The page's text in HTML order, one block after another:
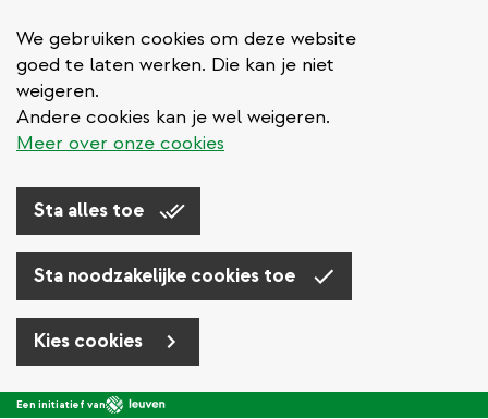
We gebruiken cookies om deze website
goed te laten werken. Die kan je niet
weigeren.
Andere cookies kan je wel weigeren.
Meer over onze cookies
Sta alles toe
Sta noodzakelijke cookies toe
Kies cookies
Overslaan
Een initiatief van